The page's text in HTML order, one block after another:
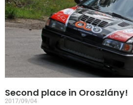
Second place in Oroszlány!
2017/09/04